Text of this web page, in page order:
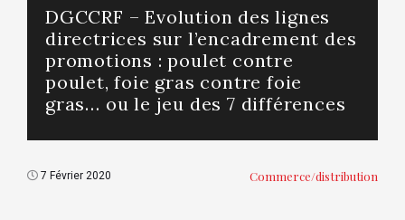
DGCCRF – Evolution des lignes
directrices sur l’encadrement des
promotions : poulet contre
poulet, foie gras contre foie
gras… ou le jeu des 7 différences
7 Février 2020 Commerce/distribution